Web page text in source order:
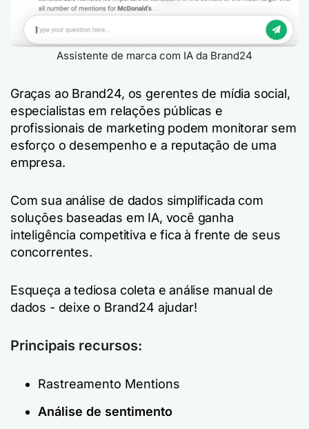
Assistente de marca com IA da Brand24
Graças ao Brand24, os gerentes de mídia social,
especialistas em relações públicas e
profissionais de marketing podem monitorar sem
esforço o desempenho e a reputação de uma
empresa.
Com sua análise de dados simplificada com
soluções baseadas em IA, você ganha
inteligência competitiva e fica à frente de seus
concorrentes.
Esqueça a tediosa coleta e análise manual de
dados - deixe o Brand24 ajudar!
Principais recursos:
Rastreamento Mentions
Análise de sentimento